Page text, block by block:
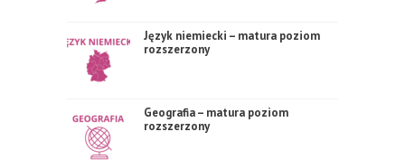
Język niemiecki – matura poziom
rozszerzony
Geografia – matura poziom
rozszerzony